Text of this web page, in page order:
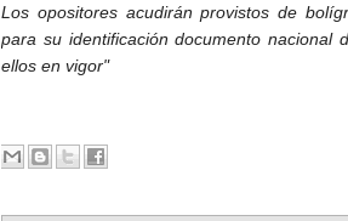
Los opositores acudirán provistos de
para su identificación documento nacional
ellos en vigor"